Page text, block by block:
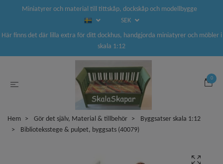
Miniatyrer och material till tittskåp, dockskåp och modellbygge
SEK
Här finns det där lilla extra för ditt dockhus, handgjorda miniatyrer och möbler i
skala 1:12
0
Hem Gör det själv, Material & tillbehör
Byggsatser skala 1:12
Biblioteksstege & pulpet, byggsats (40079)